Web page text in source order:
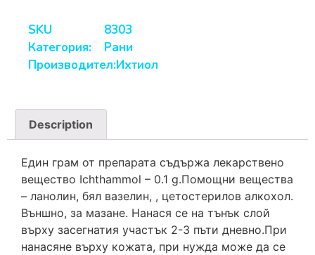
SKU
8303
Категория:
Рани
Производител:Ихтиол
Description
Един грам от препарата съдържа лекарствено
вещество Ichthammol – 0.1 g.Помощни вещества
– ланолин, бял вазелин, , цетостерилов алкохол.
Външно, за мазане. Нанася се на тънък слой
върху засегнатия участък 2-3 пъти дневно.При
нанасяне върху кожата, при нужда може да се